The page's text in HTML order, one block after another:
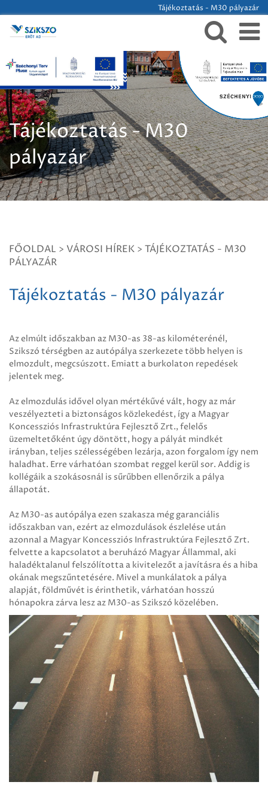
Tájékoztatás - M30 pályazár
Tájékoztatás - M30
pályazár
FŐOLDAL > VÁROSI HÍREK > TÁJÉKOZTATÁS - M30
PÁLYAZÁR
Tájékoztatás - M30 pályazár
Az elmúlt időszakban az M30-as 38-as kilométerénél,
Szikszó térségben az autópálya szerkezete több helyen is
elmozdult, megcsúszott. Emiatt a burkolaton repedések
jelentek meg.
Az elmozdulás idővel olyan mértékűvé vált, hogy az már
veszélyezteti a biztonságos közlekedést, így a Magyar
Koncessziós Infrastruktúra Fejlesztő Zrt., felelős
üzemeltetőként úgy döntött, hogy a pályát mindkét
irányban, teljes szélességében lezárja, azon forgalom így nem
haladhat. Erre várhatóan szombat reggel kerül sor. Addig is
kollégáik a szokásosnál is sűrűbben ellenőrzik a pálya
állapotát.
Az M30-as autópálya ezen szakasza még garanciális
időszakban van, ezért az elmozdulások észlelése után
azonnal a Magyar Koncessziós Infrastruktúra Fejlesztő Zrt.
felvette a kapcsolatot a beruházó Magyar Állammal, aki
haladéktalanul felszólította a kivitelezőt a javításra és a hiba
okának megszűntetésére. Mivel a munkálatok a pálya
alapját, földművét is érinthetik, várhatóan hosszú
hónapokra zárva lesz az M30-as Szikszó közelében.